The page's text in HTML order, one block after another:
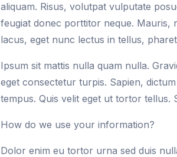
aliquam. Risus, volutpat vulputate
feugiat donec porttitor neque. Mauris,
lacus, eget nunc lectus in tellus,
Ipsum sit mattis nulla quam nulla.
eget consectetur turpis. Sapien,
tempus. Quis velit eget ut tortor tellus.
How do we use your information?
Dolor enim eu tortor urna sed duis